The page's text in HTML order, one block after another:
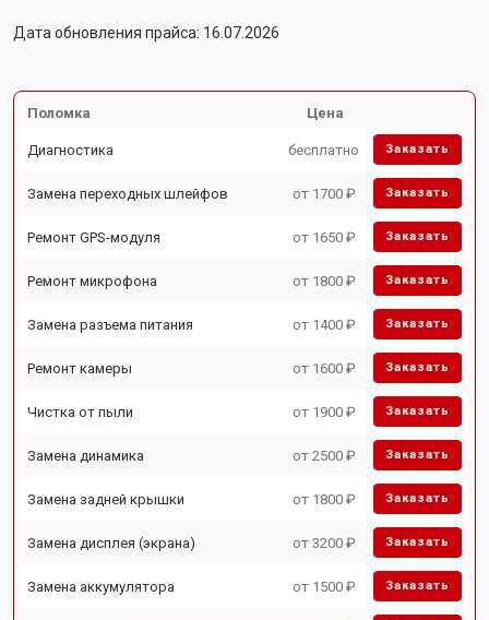
Дата обновления прайса: 16.07.2026
Поломка Цена
Диагностика бесплатно Заказать
Замена переходных шлейфов от 1700 ₽ Заказать
Ремонт GPS-модуля от 1650 ₽ Заказать
Ремонт микрофона от 1800 ₽ Заказать
Замена разъема питания от 1400 ₽ Заказать
Ремонт камеры от 1600 ₽ Заказать
Чистка от пыли от 1900 ₽ Заказать
Замена динамика от 2500 ₽ Заказать
Замена задней крышки от 1800 ₽ Заказать
Замена дисплея (экрана) от 3200 ₽ Заказать
Замена аккумулятора от 1500 ₽ Заказать